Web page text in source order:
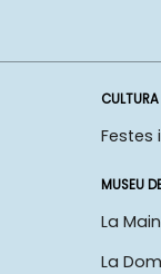
Festes
MUSEU
La
La